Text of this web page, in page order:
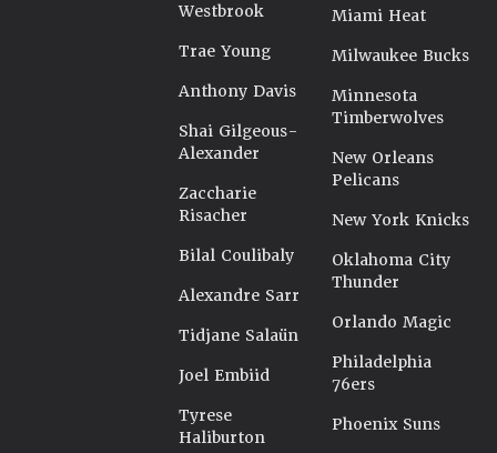
Westbrook
Trae Young
Anthony Davis
Shai Gilgeous-
Alexander
Zaccharie
Risacher
Bilal Coulibaly
Alexandre Sarr
Tidjane Salaün
Joel Embiid
Tyrese
Haliburton
Miami Heat
Milwaukee Bucks
Minnesota
Timberwolves
New Orleans
Pelicans
New York Knicks
Oklahoma City
Thunder
Orlando Magic
Philadelphia
76ers
Phoenix Suns